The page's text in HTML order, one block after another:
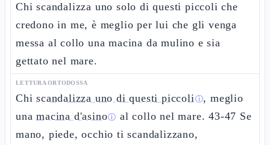
Chi scandalizza uno solo di questi piccoli che
credono in me, è meglio per lui che gli venga
messa al collo una macina da mulino e sia
gettato nel mare.
LETTURA ORTODOSSA
Chiscandalizza uno di questi piccoliⓘ, meglio
unamacina d'asinoⓘ al collo nel mare. 43-47 Se
mano, piede, occhio ti scandalizzano,